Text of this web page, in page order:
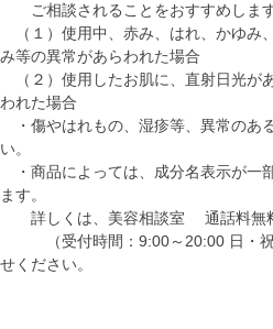
ご相談されることをおすすめします
（１）使用中、赤み、はれ、かゆみ
み等の異常があらわれた場合
（２）使用したお肌に、直射日光が
われた場合
・傷やはれもの、湿疹等、異常のあ
い。
・商品によっては、成分名表示が一
ます。
詳しくは、美容相談室 通話料無
（受付時間：9:00～20:00 日・
せください。